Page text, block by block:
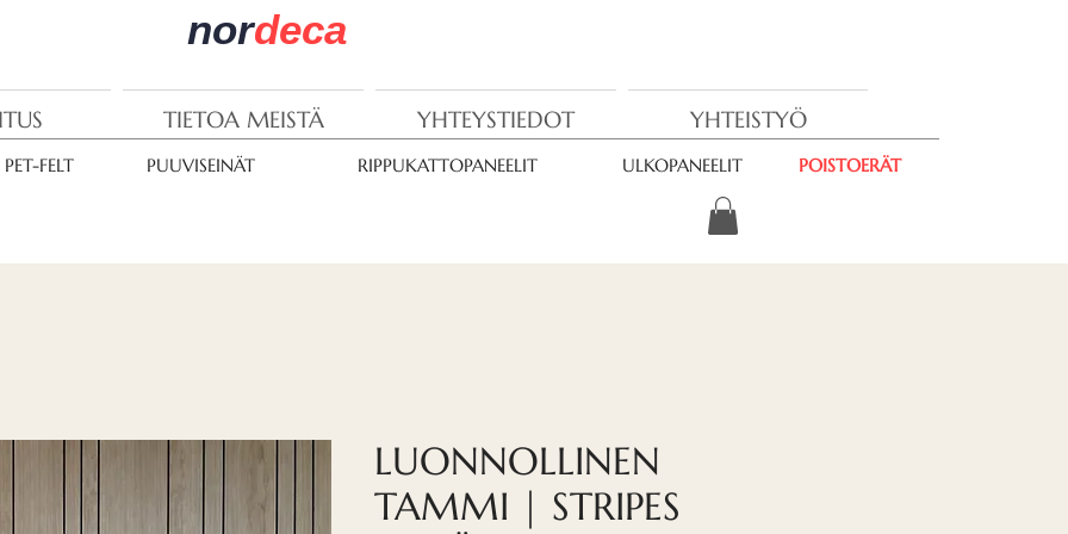
nordeca
TIETOA MEISTÄ YHTEYSTIEDOT YHTEISTYÖ
PET-FELT PUUVISEINÄT RIPPUKATTOPANEELIT ULKOPANEELIT POISTOERÄT
LUONNOLLINEN
TAMMI | STRIPES